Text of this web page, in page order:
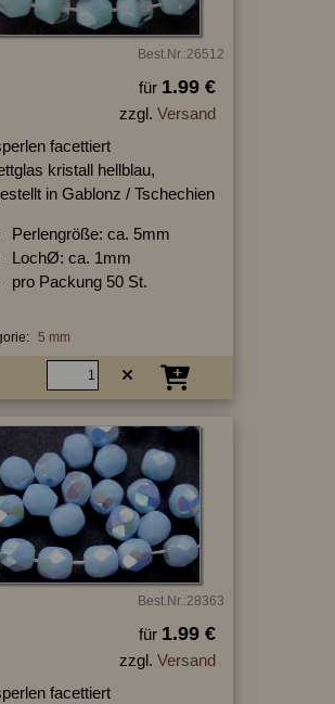
Best.Nr.:26512
für 1.99 €
zzgl. Versand
facettiert
kristall hellblau,
in Gablonz / Tschechien
Perlengröße: ca. 5mm
LochØ: ca. 1mm
pro Packung 50 St.
5 mm
Best.Nr.:28363
für 1.99 €
zzgl. Versand
facettiert